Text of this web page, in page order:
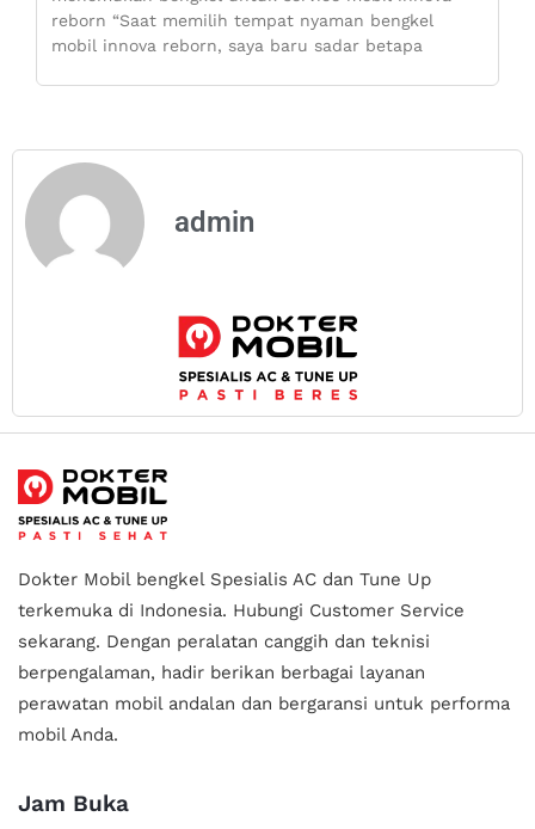
reborn “Saat memilih tempat nyaman bengkel
mobil innova reborn, saya baru sadar betapa
admin
Dokter Mobil bengkel Spesialis AC dan Tune Up
terkemuka di Indonesia. Hubungi Customer Service
sekarang. Dengan peralatan canggih dan teknisi
berpengalaman, hadir berikan berbagai layanan
perawatan mobil andalan dan bergaransi untuk performa
mobil Anda.
Jam Buka